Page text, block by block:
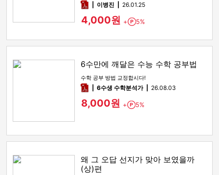
pdf이병진 26.01.25
4,000원 + Point
5%
6수만에 깨달은 수능 수학 공부법
수학 공부 방법 교정합시다!
pdf6수생 수학분석가 26.08.03
8,000원 + Point
5%
왜 그 오답 선지가 맞아 보였을까
(상)편